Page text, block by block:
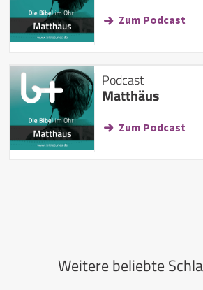
Zum Podcast
Podcast
Matthäus
Zum Podcast
Weitere beliebte